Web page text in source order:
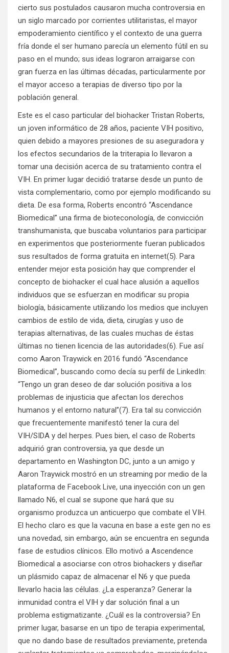
cierto sus postulados causaron mucha controversia en
un siglo marcado por corrientes utilitaristas, el mayor
empoderamiento científico y el contexto de una guerra
fría donde el ser humano parecía un elemento fútil en su
paso en el mundo; sus ideas lograron arraigarse con
gran fuerza en las últimas décadas, particularmente por
el mayor acceso a terapias de diverso tipo por la
población general.
Este es el caso particular del biohacker Tristan Roberts,
un joven informático de 28 años, paciente VIH positivo,
quien debido a mayores presiones de su aseguradora y
los efectos secundarios de la triterapia lo llevaron a
tomar una decisión acerca de su tratamiento contra el
VIH. En primer lugar decidió tratarse desde un punto de
vista complementario, como por ejemplo modificando su
dieta. De esa forma, Roberts encontró “Ascendance
Biomedical” una firma de bioteconología, de convicción
transhumanista, que buscaba voluntarios para participar
en experimentos que posteriormente fueran publicados
sus resultados de forma gratuita en internet(5). Para
entender mejor esta posición hay que comprender el
concepto de biohacker el cual hace alusión a aquellos
individuos que se esfuerzan en modificar su propia
biología, básicamente utilizando los medios que incluyen
cambios de estilo de vida, dieta, cirugías y uso de
terapias alternativas, de las cuales muchas de éstas
últimas no tienen licencia de las autoridades(6). Fue así
como Aaron Traywick en 2016 fundó “Ascendance
Biomedical”, buscando como decía su perfil de LinkedIn:
“Tengo un gran deseo de dar solución positiva a los
problemas de injusticia que afectan los derechos
humanos y el entorno natural”(7). Era tal su convicción
que frecuentemente manifestó tener la cura del
VIH/SIDA y del herpes. Pues bien, el caso de Roberts
adquirió gran controversia, ya que desde un
departamento en Washington DC, junto a un amigo y
Aaron Traywick mostró en un streaming por medio de la
plataforma de Facebook Live, una inyección con un gen
llamado N6, el cual se supone que hará que su
organismo produzca un anticuerpo que combate el VIH.
El hecho claro es que la vacuna en base a este gen no es
una novedad, sin embargo, aún se encuentra en segunda
fase de estudios clínicos. Ello motivó a Ascendence
Biomedical a asociarse con otros biohackers y diseñar
un plásmido capaz de almacenar el N6 y que pueda
llevarlo hacia las células. ¿La esperanza? Generar la
inmunidad contra el VIH y dar solución final a un
problema estigmatizante. ¿Cuál es la controversia? En
primer lugar, basarse en un tipo de terapia experimental,
que no dando base de resultados previamente, pretenda